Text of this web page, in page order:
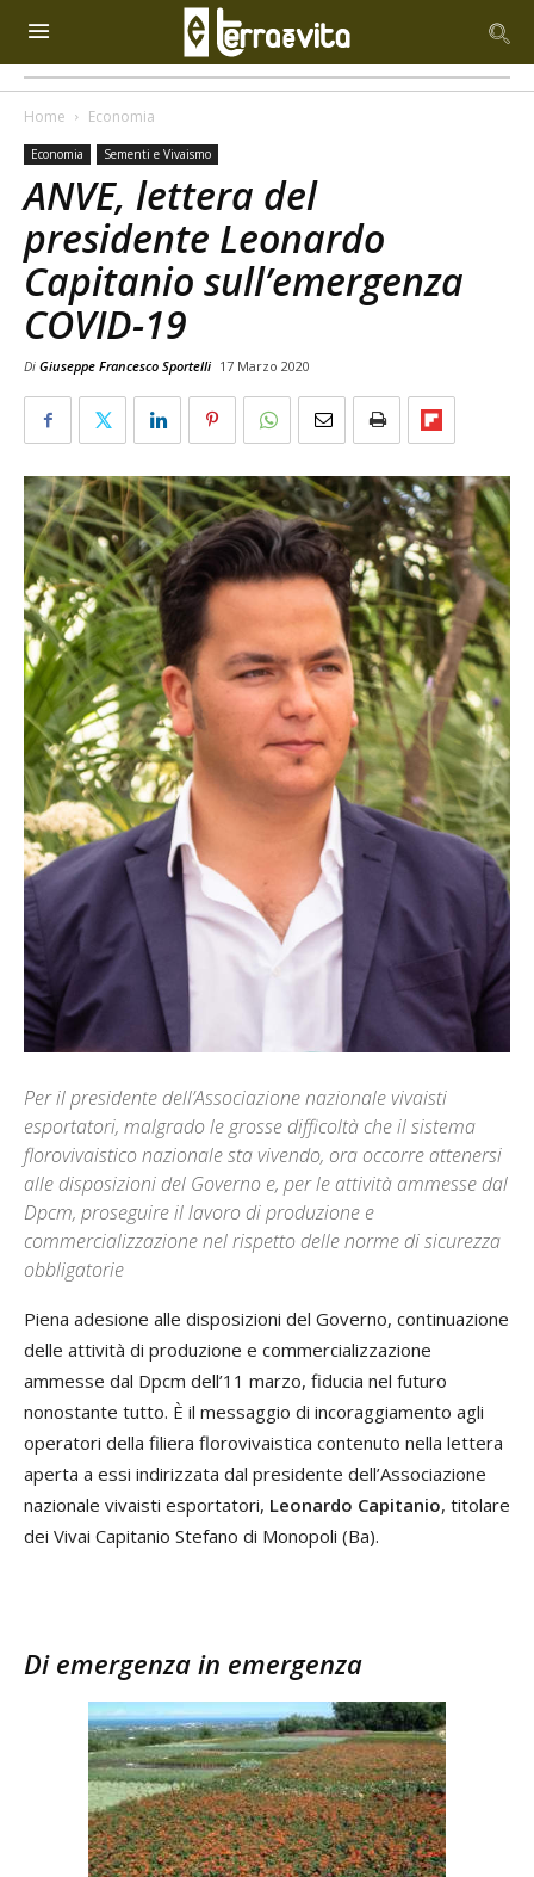
Home Economia
Economia Sementi e Vivaismo
ANVE, lettera del
presidente Leonardo
Capitanio sull’emergenza
COVID-19
Di Giuseppe Francesco Sportelli 17 Marzo 2020
Per il presidente dell’Associazione nazionale vivaisti
esportatori, malgrado le grosse difficoltà che il sistema
florovivaistico nazionale sta vivendo, ora occorre attenersi
alle disposizioni del Governo e, per le attività ammesse dal
Dpcm, proseguire il lavoro di produzione e
commercializzazione nel rispetto delle norme di sicurezza
obbligatorie
Piena adesione alle disposizioni del Governo, continuazione
delle attività di produzione e commercializzazione
ammesse dal Dpcm dell’11 marzo, fiducia nel futuro
nonostante tutto. È il messaggio di incoraggiamento agli
operatori della filiera florovivaistica contenuto nella lettera
aperta a essi indirizzata dal presidente dell’Associazione
nazionale vivaisti esportatori, Leonardo Capitanio, titolare
dei Vivai Capitanio Stefano di Monopoli (Ba).
Di emergenza in emergenza